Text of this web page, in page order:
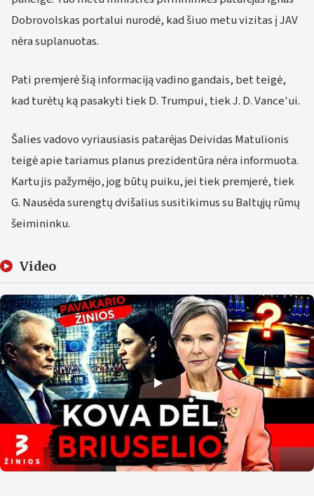
Dobrovolskas portalui nurodė, kad šiuo metu vizitas į JAV
nėra suplanuotas.
Pati premjerė šią informaciją vadino gandais, bet teigė,
kad turėtų ką pasakyti tiek D. Trumpui, tiek J. D. Vance'ui.
Šalies vadovo vyriausiasis patarėjas Deividas Matulionis
teigė apie tariamus planus prezidentūra nėra informuota.
Kartu jis pažymėjo, jog būtų puiku, jei tiek premjerė, tiek
G. Nausėda surengtų dvišalius susitikimus su Baltųjų rūmų
šeimininku.
Video